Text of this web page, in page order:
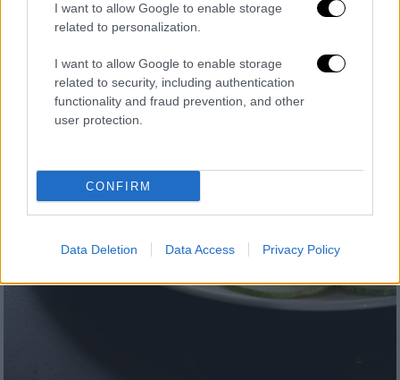
I want to allow Google to enable storage
related to personalization.
I want to allow Google to enable storage
related to security, including authentication
functionality and fraud prevention, and other
user protection.
CONFIRM
Data Deletion Data Access Privacy Policy